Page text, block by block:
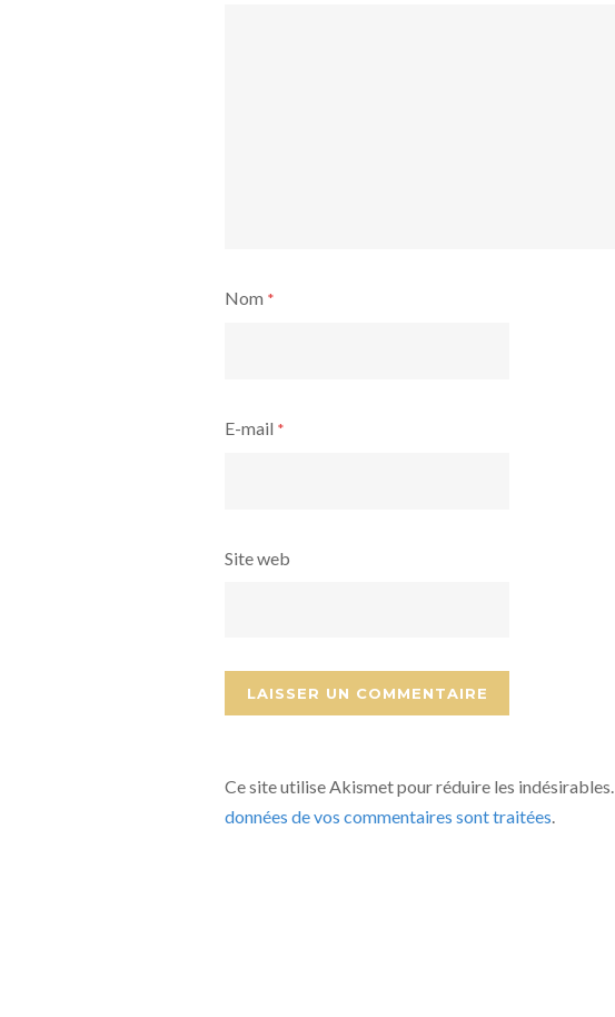
Nom *
E-mail *
Site web
Ce site utilise Akismet pour réduire les indésirables.
données de vos commentaires sont traitées.